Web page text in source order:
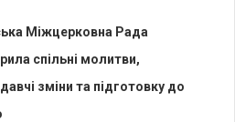
Міжцерковна Рада
спільні молитви,
зміни та підготовку до